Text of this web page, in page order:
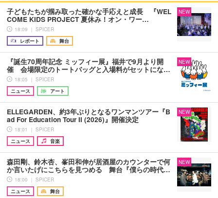
子どもたちが掴み取った確かな手応えと成長 『WEL
COME KIDS PROJECT 夏休み！オン・ワー…
18:09 ｜ SPICER
レポート
舞台
NEW
『誕生70周年記念 ミッフィー展』福井で9月より開
催 会場限定のトートバッグと入場料がセットにな…
18:05 ｜ SPICER
ニュース
アート
NEW
ELLEGARDEN、約3年ぶりとなるワンマンツアー『B
ad For Education Tour II (2026)』開催決定
18:01 ｜ SPICER
ニュース
音楽
NEW
森田剛、鈴木杏、峯田和伸が居酒屋のカウンターで何
か言いたげにこちらを見つめる 舞台『僕らの時代…
18:00 ｜ SPICER
ニュース
舞台
NEW